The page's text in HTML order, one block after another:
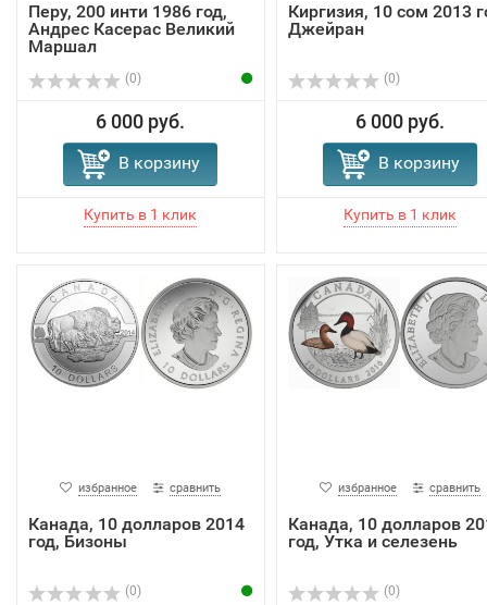
Перу, 200 инти 1986 год,
Андрес Касерас Великий
Маршал
(0)
6 000 руб.
В корзину
Киргизия, 10 сом 2013
Джейран
(0)
6 000 руб.
В корзину
избранное сравнить
Канада, 10 долларов 2014
год, Бизоны
(0)
избранное сравнить
Канада, 10 долларов
год, Утка и селезень
(0)